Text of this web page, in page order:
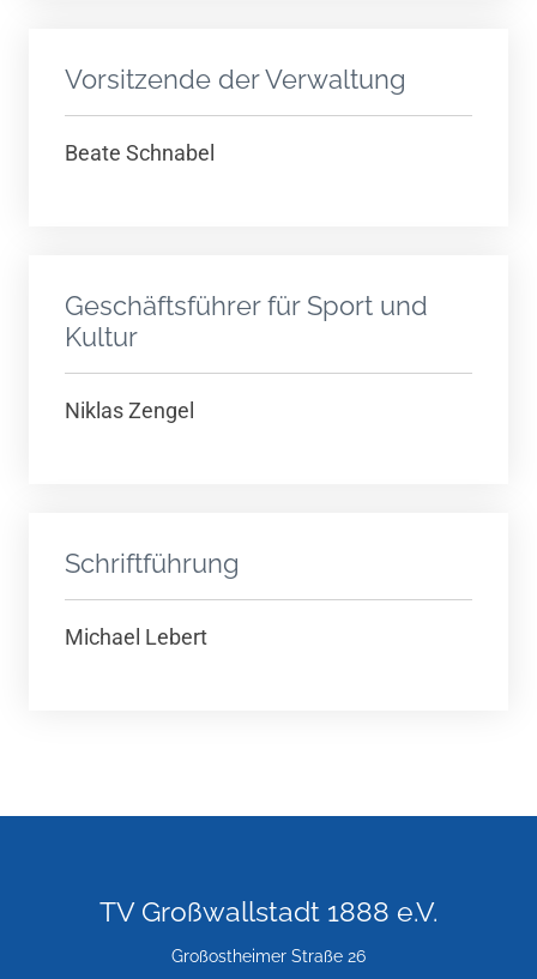
Vorsitzende der Verwaltung
Beate Schnabel
Geschäftsführer für Sport und
Kultur
Niklas Zengel
Schriftführung
Michael Lebert
TV Großwallstadt 1888 e.V.
Großostheimer Straße 26